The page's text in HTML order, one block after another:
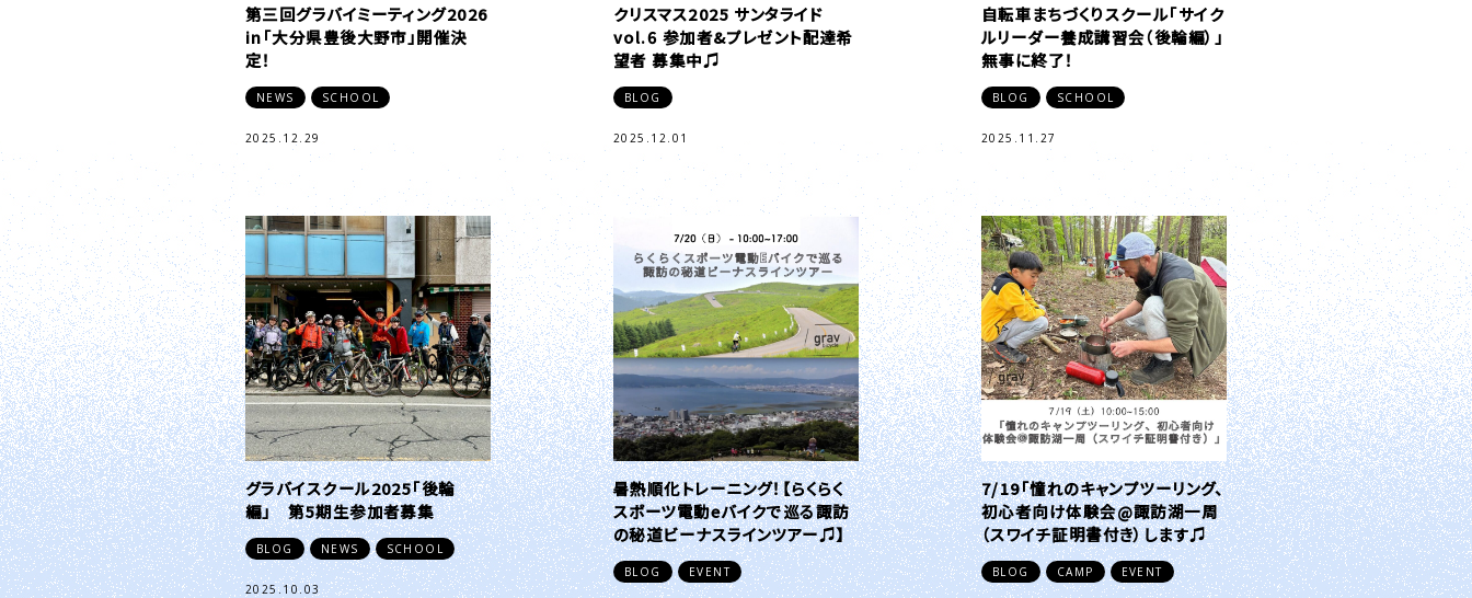
第三回グラバイミーティング2026
in「大分県豊後大野市」開催決
定！
NEWS SCHOOL
2025.12.29
クリスマス2025 サンタライド
vol.6 参加者&プレゼント配達希
望者 募集中♫
BLOG
2025.12.01
自転車まちづくりスクール「サイク
ルリーダー養成講習会（後輪編）」
無事に終了！
BLOG SCHOOL
2025.11.27
グラバイスクール2025「後輪
編」 第5期生参加者募集
BLOG NEWS SCHOOL
2025.10.03
暑熱順化トレーニング！【らくらく
スポーツ電動eバイクで巡る諏訪
の秘道ビーナスラインツアー♫】
BLOG EVENT
7/19「憧れのキャンプツーリング、
初心者向け体験会@諏訪湖一周
（スワイチ証明書付き）します♫
BLOG CAMP EVENT